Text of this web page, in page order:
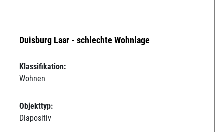
Duisburg Laar - schlechte Wohnlage
Klassifikation:
Wohnen
Objekttyp:
Diapositiv